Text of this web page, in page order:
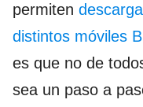
permiten
distintos móviles
es que no de
sea un paso a